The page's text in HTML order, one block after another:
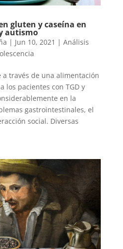
gluten y caseína en
autismo
| Jun 10, 2021 | Análisis
a través de una alimentación
los pacientes con TGD y
en la
gastrointestinales, el
social. Diversas